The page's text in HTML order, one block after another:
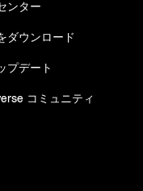
ンター
ダウンロード
プデート
コミュニティ